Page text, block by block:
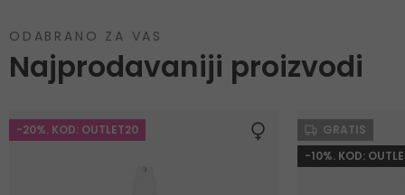
ODABRANO ZA VAS
Najprodavaniji proizvodi
-20%. KOD: OUTLET20
GRATIS
-10%. KOD: